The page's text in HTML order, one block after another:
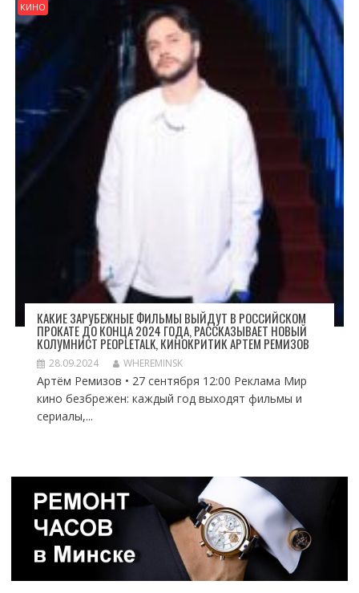
КИНО
КАКИЕ ЗАРУБЕЖНЫЕ ФИЛЬМЫ ВЫЙДУТ В РОССИЙСКОМ
ПРОКАТЕ ДО КОНЦА 2024 ГОДА, РАССКАЗЫВАЕТ НОВЫЙ
КОЛУМНИСТ PEOPLETALK, КИНОКРИТИК АРТЕМ РЕМИЗОВ
28.09.2024 WHEREMINSK
Артём Ремизов • 27 сентября 12:00 Реклама Мир
кино безбрежен: каждый год выходят фильмы и
сериалы,...